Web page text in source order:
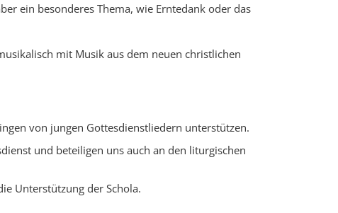
ein besonderes Thema, wie Erntedank oder das
mit Musik aus dem neuen christlichen
von jungen Gottesdienstliedern unterstützen.
und beteiligen uns auch an den liturgischen
Unterstützung der Schola.